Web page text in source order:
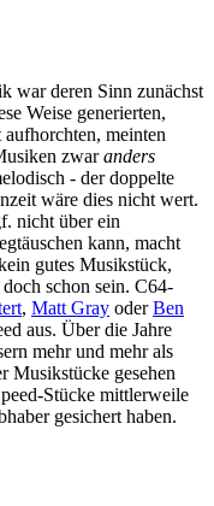
war deren Sinn zunächst
Weise generierten,
meinten
zwaranders
- der doppelte
wäre dies nicht wert.
nicht über ein
kann, macht
gutes Musikstück,
schon sein. C64-
, Matt Gray oderBen
aus. Über die Jahre
mehr und mehr als
Musikstücke gesehen
Stücke mittlerweile
gesichert haben.